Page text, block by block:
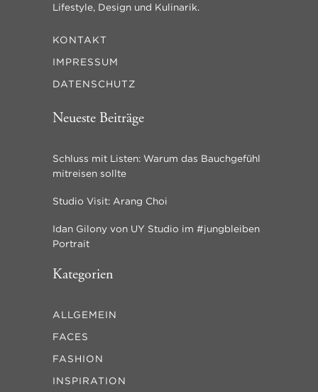
Lifestyle, Design und Kulinarik.
KONTAKT
IMPRESSUM
DATENSCHUTZ
Neueste Beiträge
Schluss mit Listen: Warum das Bauchgefühl
mitreisen sollte
Studio Visit: Arang Choi
Idan Gilony von UY Studio im #jungbleiben
Portrait
Kategorien
ALLGEMEIN
FACES
FASHION
INSPIRATION